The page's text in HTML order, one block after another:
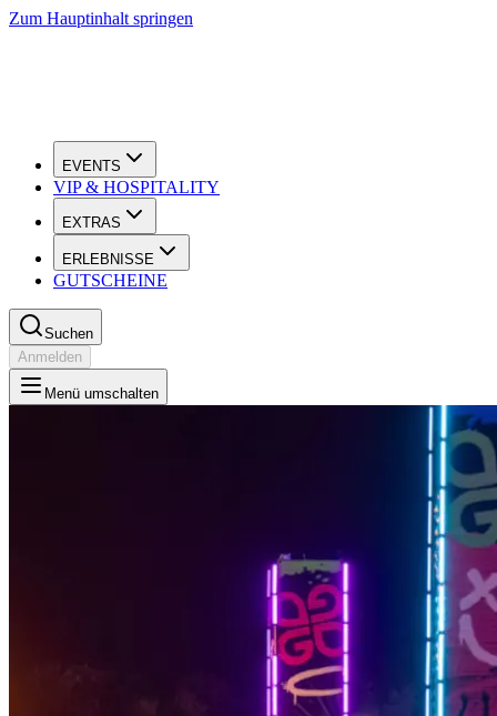
Zum Hauptinhalt springen
EVENTS
VIP & HOSPITALITY
EXTRAS
ERLEBNISSE
GUTSCHEINE
Suchen
Anmelden
Menü umschalten